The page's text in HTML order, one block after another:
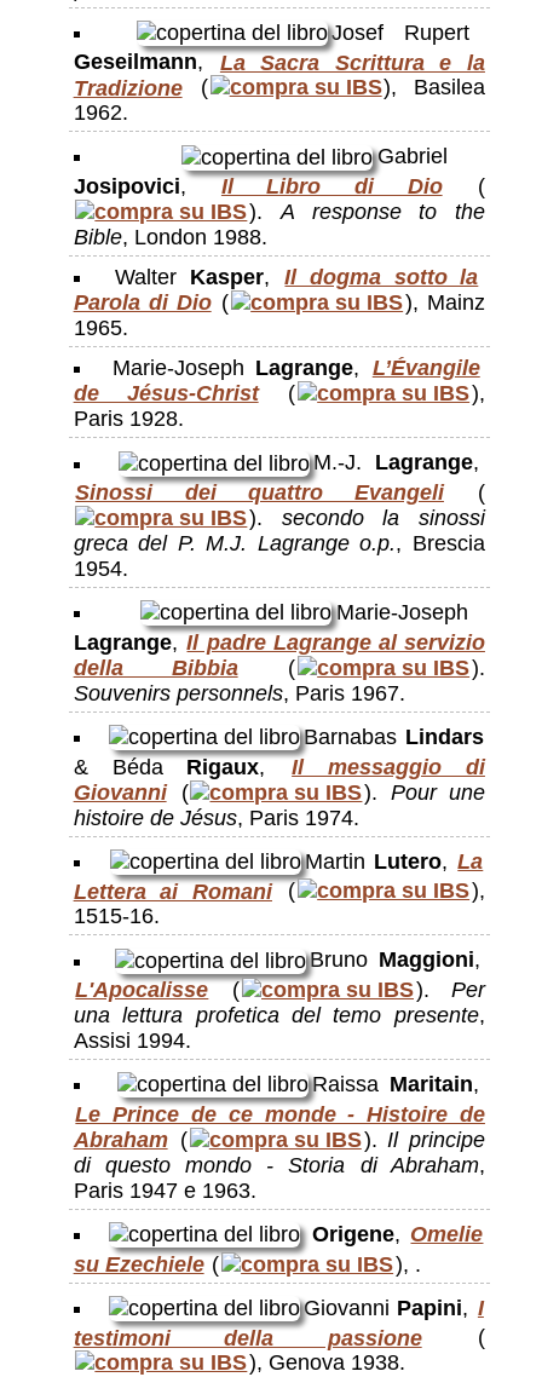
Josef Rupert
Geseilmann, La Sacra Scrittura e la
Tradizione (
), Basilea
1962.
Gabriel
Josipovici, Il Libro di Dio (
).A response to the
Bible, London 1988.
Walter Kasper, Il dogma sotto la
Parola di Dio (
), Mainz
1965.
Marie-Joseph Lagrange, L’Évangile
de Jésus-Christ (
),
Paris 1928.
M.-J. Lagrange,
Sinossi dei quattro Evangeli (
). secondo la sinossi
greca del P. M.J. Lagrange o.p., Brescia
1954.
Marie-Joseph
Lagrange, Il padre Lagrange al servizio
della Bibbia (
).
Souvenirs personnels, Paris 1967.
Barnabas Lindars
& Béda Rigaux, Il messaggio di
Giovanni ( ). Pour une
histoire de Jésus, Paris 1974.
Martin Lutero, La
Lettera ai Romani (
),
1515-16.
Bruno Maggioni,
L'Apocalisse
( ). Per
una lettura profetica del temo presente,
Assisi 1994.
Raissa Maritain,
Le Prince de ce monde - Histoire de
Abraham ( ). Il principe
di questo mondo - Storia di Abraham,
Paris 1947 e 1963.
Origene, Omelie
su Ezechiele (
), .
Giovanni Papini, I
testimoni della passione (
), Genova 1938.